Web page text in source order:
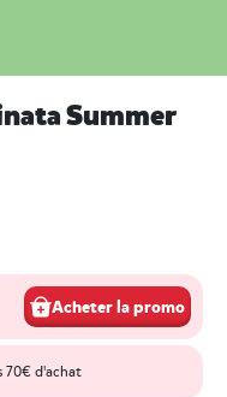
Summer
Acheter la promo
70€ d'achat